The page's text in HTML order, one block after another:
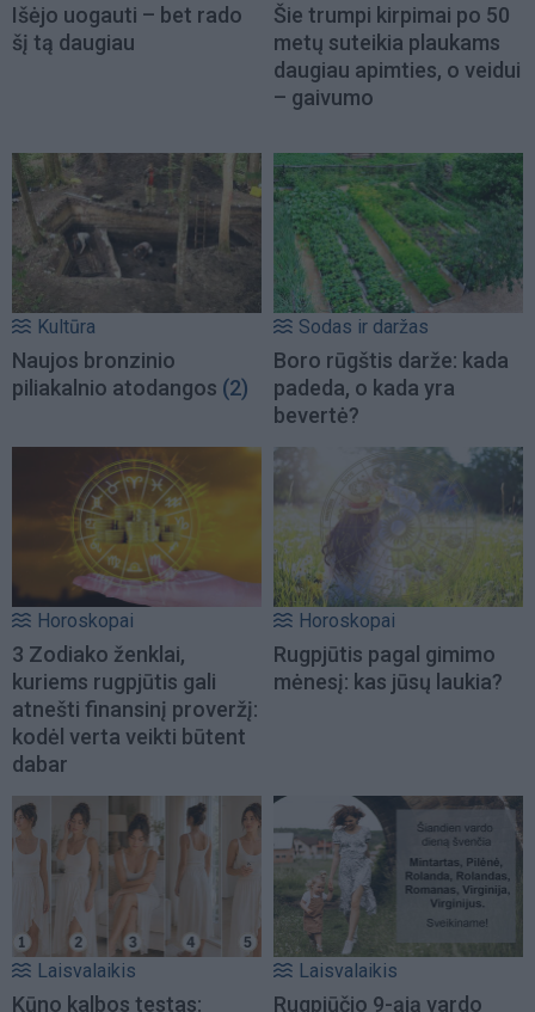
Išėjo uogauti – bet rado
šį tą daugiau
Šie trumpi kirpimai po 50
metų suteikia plaukams
daugiau apimties, o veidui
– gaivumo
Kultūra
Naujos bronzinio
piliakalnio atodangos (2)
Sodas ir daržas
Boro rūgštis darže: kada
padeda, o kada yra
bevertė?
Horoskopai
3 Zodiako ženklai,
kuriems rugpjūtis gali
atnešti finansinį proveržį:
kodėl verta veikti būtent
dabar
Horoskopai
Rugpjūtis pagal gimimo
mėnesį: kas jūsų laukia?
Laisvalaikis
Kūno kalbos testas:
Laisvalaikis
Rugpjūčio 9-ąją vardo